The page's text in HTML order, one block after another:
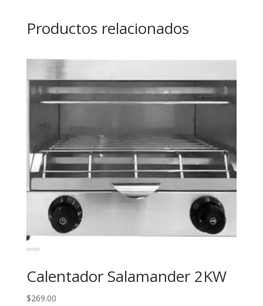
Productos relacionados
Calentador Salamander 2KW
$269.00